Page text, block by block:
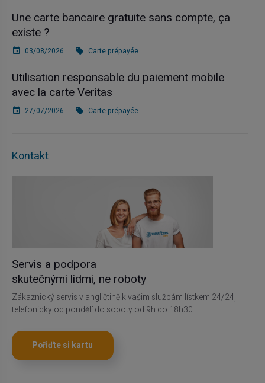
Une carte bancaire gratuite sans compte, ça
existe ?
03/08/2026 Carte prépayée
Utilisation responsable du paiement mobile
avec la carte Veritas
27/07/2026 Carte prépayée
Kontakt
Servis a podpora
skutečnými lidmi, ne roboty
Zákaznický servis v angličtině k vašim službám lístkem 24/24,
telefonicky od pondělí do soboty od 9h do 18h30
Pořiďte si kartu